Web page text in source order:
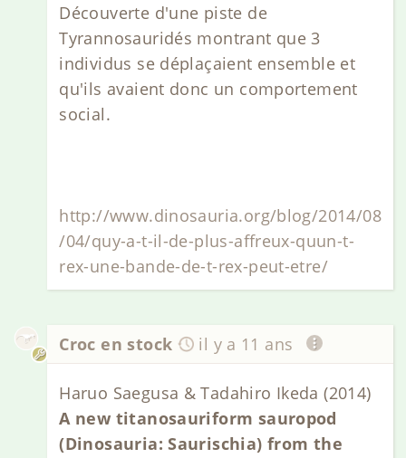
Découverte d'une piste de
Tyrannosauridés montrant que 3
individus se déplaçaient ensemble et
qu'ils avaient donc un comportement
social.
http://www.dinosauria.org/blog/2014/08
/04/quy-a-t-il-de-plus-affreux-quun-t-
rex-une-bande-de-t-rex-peut-etre/
Croc en stock il y a 11 ans
Haruo Saegusa & Tadahiro Ikeda (2014)
A new titanosauriform sauropod
(Dinosauria: Saurischia) from the